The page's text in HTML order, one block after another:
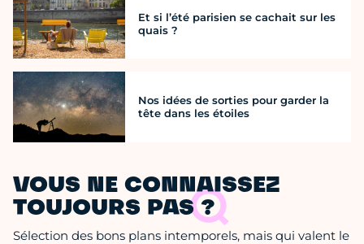
Et si l’été parisien se cachait sur les
quais ?
Nos idées de sorties pour garder la
tête dans les étoiles
VOUS NE CONNAISSEZ
TOUJOURS PAS ?
Sélection des bons plans intemporels, mais qui valent le